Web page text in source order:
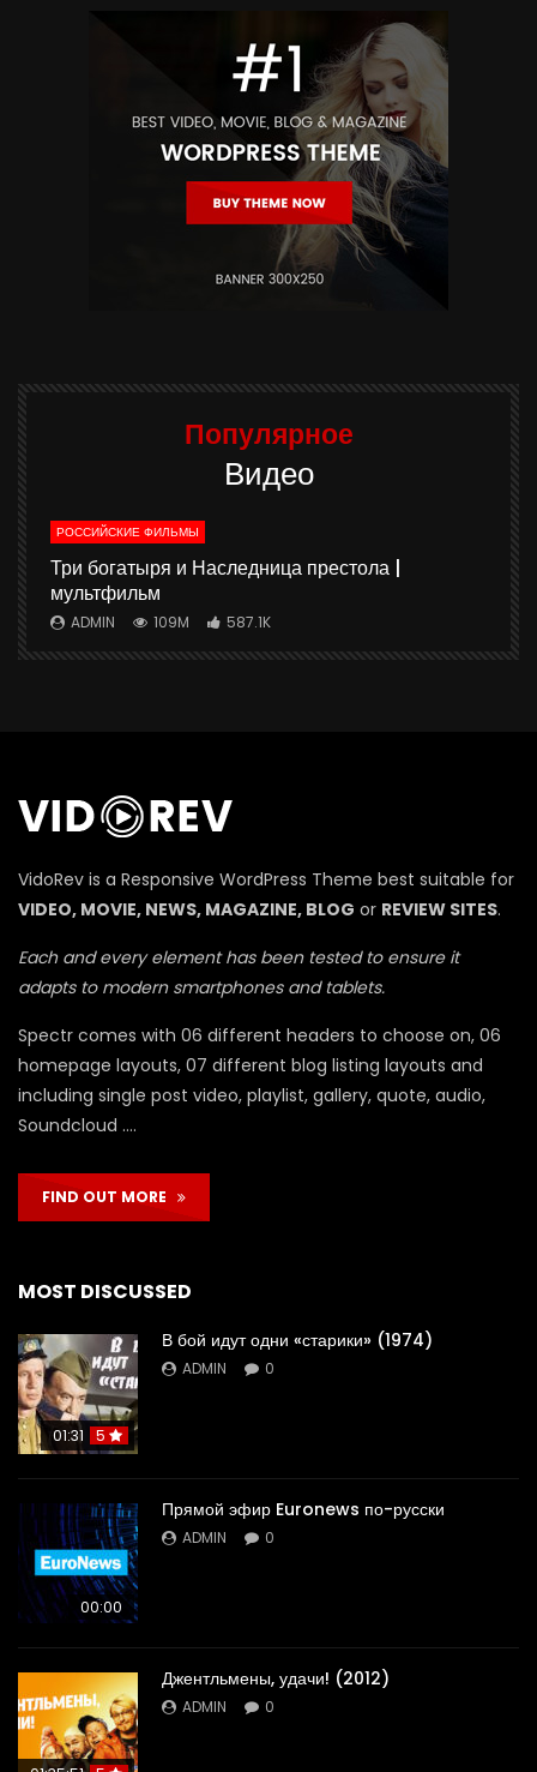
Популярное
Видео
РОССИЙСКИЕ ФИЛЬМЫ
Три богатыря и Наследница престола |
мультфильм
ADMIN 109M 587.1K
VidoRev is a Responsive WordPress Theme best suitable for
VIDEO, MOVIE, NEWS, MAGAZINE, BLOG or REVIEW SITES.
Each and every element has been tested to ensure it
adapts to modern smartphones and tablets.
Spectr comes with 06 different headers to choose on, 06
homepage layouts, 07 different blog listing layouts and
including single post video, playlist, gallery, quote, audio,
Soundcloud ….
FIND OUT MORE
MOST DISCUSSED
01:31 5
В бой идут одни «старики» (1974)
ADMIN 0
00:00
Прямой эфир Euronews по-русски
ADMIN 0
Джентльмены, удачи! (2012)
ADMIN 0